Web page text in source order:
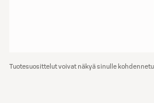
Tuotesuosittelut voivat näkyä sinulle